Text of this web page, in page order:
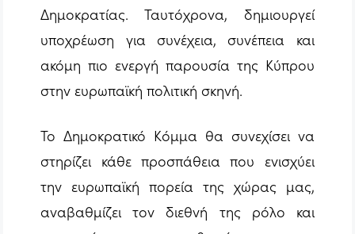
Δημοκρατίας. Ταυτόχρονα, δημιουργεί
υποχρέωση για συνέχεια, συνέπεια και
ακόμη πιο ενεργή παρουσία της Κύπρου
στην ευρωπαϊκή πολιτική σκηνή.
Το Δημοκρατικό Κόμμα θα συνεχίσει να
στηρίζει κάθε προσπάθεια που ενισχύει
την ευρωπαϊκή πορεία της χώρας μας,
αναβαθμίζει τον διεθνή της ρόλο και